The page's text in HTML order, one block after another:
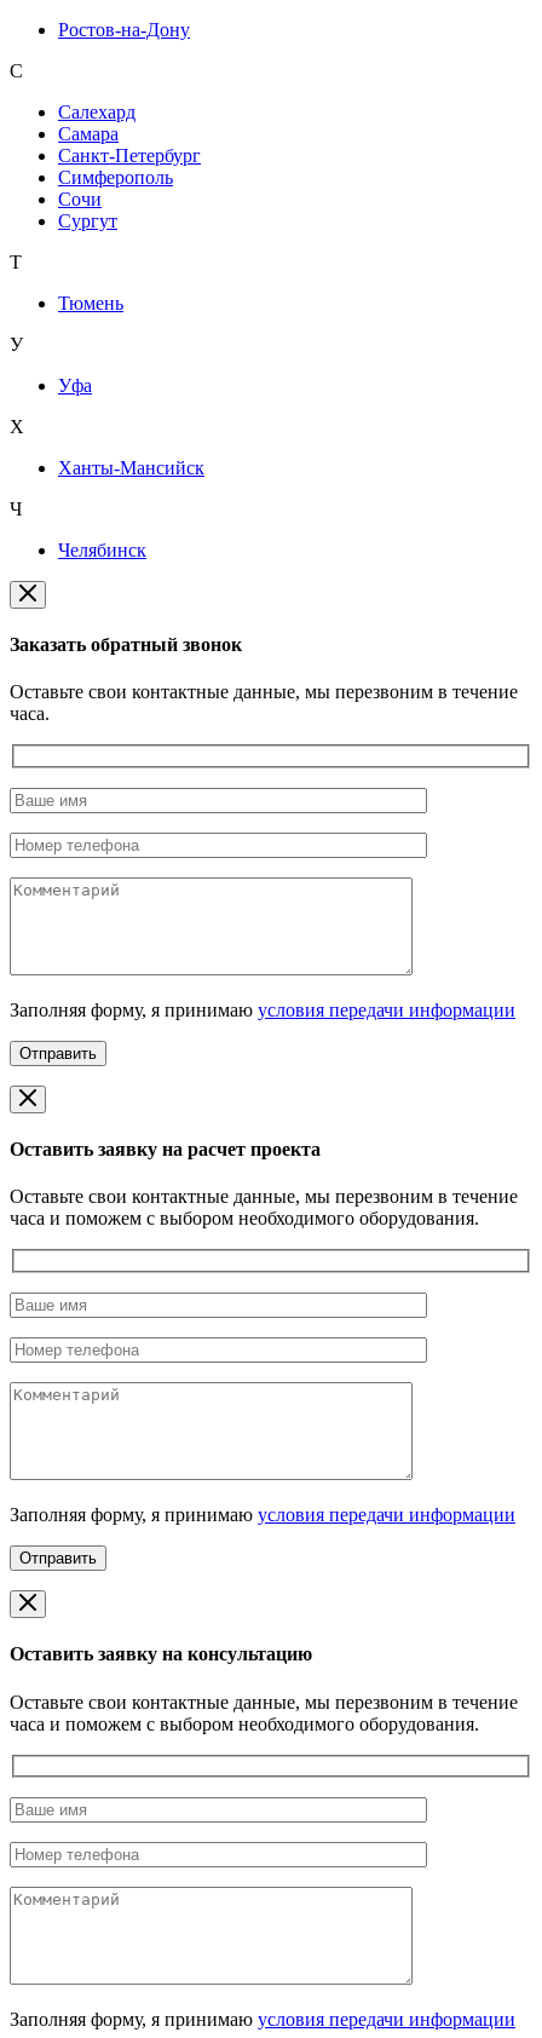
Ростов-на-Дону
С
Салехард
Самара
Санкт-Петербург
Симферополь
Сочи
Сургут
Т
Тюмень
У
Уфа
Х
Ханты-Мансийск
Ч
Челябинск
Заказать обратный звонок
Оставьте свои контактные данные, мы перезвоним в течение
часа.
Заполняя форму, я принимаю условия передачи информации
Оставить заявку на расчет проекта
Оставьте свои контактные данные, мы перезвоним в течение
часа и поможем с выбором необходимого оборудования.
Заполняя форму, я принимаю условия передачи информации
Оставить заявку на консультацию
Оставьте свои контактные данные, мы перезвоним в течение
часа и поможем с выбором необходимого оборудования.
Заполняя форму, я принимаю условия передачи информации